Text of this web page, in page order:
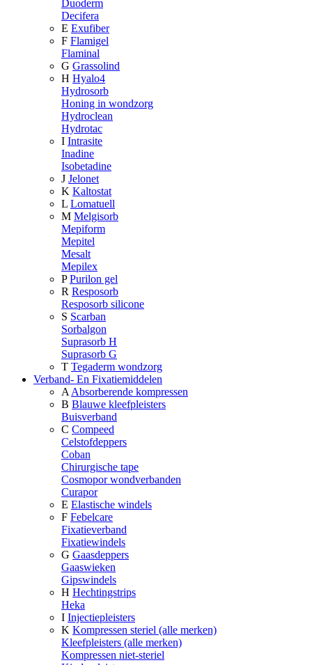
Duoderm
Decifera
E Exufiber
F Flamigel
Flaminal
G Grassolind
H Hyalo4
Hydrosorb
Honing in wondzorg
Hydroclean
Hydrotac
I Intrasite
Inadine
Isobetadine
J Jelonet
K Kaltostat
L Lomatuell
M Melgisorb
Mepiform
Mepitel
Mesalt
Mepilex
P Purilon gel
R Resposorb
Resposorb silicone
S Scarban
Sorbalgon
Suprasorb H
Suprasorb G
T Tegaderm wondzorg
Verband- En Fixatiemiddelen
A Absorberende kompressen
B Blauwe kleefpleisters
Buisverband
C Compeed
Celstofdeppers
Coban
Chirurgische tape
Cosmopor wondverbanden
Curapor
E Elastische windels
F Febelcare
Fixatieverband
Fixatiewindels
G Gaasdeppers
Gaaswieken
Gipswindels
H Hechtingstrips
Heka
I Injectiepleisters
K Kompressen steriel (alle merken)
Kleefpleisters (alle merken)
Kompressen niet-steriel